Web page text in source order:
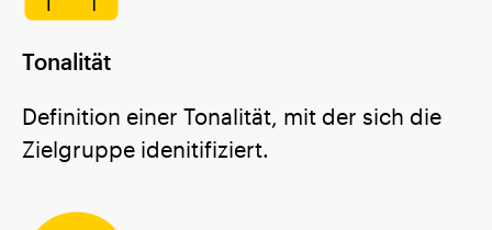
Tonalität
Definition einer Tonalität, mit der sich die
Zielgruppe idenitifiziert.